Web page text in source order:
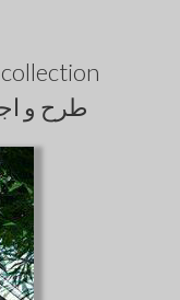
collection
طرح و